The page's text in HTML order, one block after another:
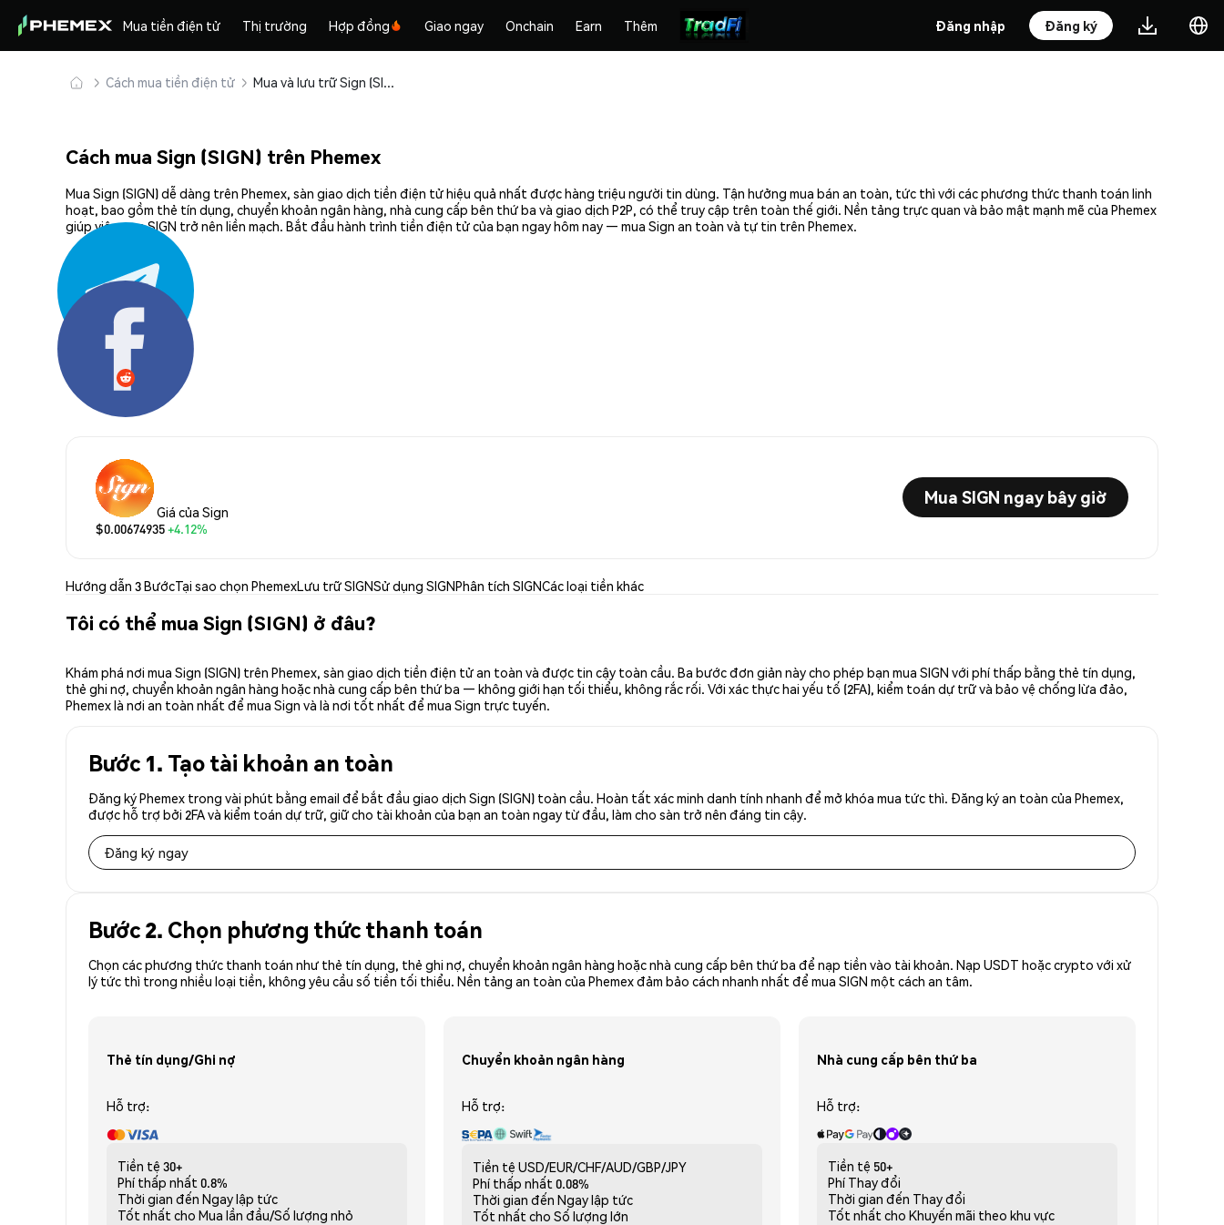
Mua tiền điện tử Thị trường Hợp đồng Giao ngay Onchain Earn Thêm Đăng nhập Đăng ký
Cách mua tiền điện tử Mua và lưu trữ Sign (SIGN) an toàn
Cách mua Sign (SIGN) trên Phemex
Mua Sign (SIGN) dễ dàng trên Phemex, sàn giao dịch tiền điện tử hiệu quả nhất được hàng triệu người tin dùng. Tận hưởng mua bán an toàn, tức thì với các phương thức thanh toán linh
hoạt, bao gồm thẻ tín dụng, chuyển khoản ngân hàng, nhà cung cấp bên thứ ba và giao dịch P2P, có thể truy cập trên toàn thế giới. Nền tảng trực quan và bảo mật mạnh mẽ của Phemex
giúp việc mua SIGN trở nên liền mạch. Bắt đầu hành trình tiền điện tử của bạn ngay hôm nay — mua Sign an toàn và tự tin trên Phemex.
Chia sẻ:
Giá của Sign
$0.00674935+4.12%
Mua SIGN ngay bây giờ
Hướng dẫn 3 BướcTại sao chọn PhemexLưu trữ SIGNSử dụng SIGNPhân tích SIGNCác loại tiền khác
Tôi có thể mua Sign (SIGN) ở đâu?
Khám phá nơi mua Sign (SIGN) trên Phemex, sàn giao dịch tiền điện tử an toàn và được tin cậy toàn cầu. Ba bước đơn giản này cho phép bạn mua SIGN với phí thấp bằng thẻ tín dụng,
thẻ ghi nợ, chuyển khoản ngân hàng hoặc nhà cung cấp bên thứ ba — không giới hạn tối thiểu, không rắc rối. Với xác thực hai yếu tố (2FA), kiểm toán dự trữ và bảo vệ chống lừa đảo,
Phemex là nơi an toàn nhất để mua Sign và là nơi tốt nhất để mua Sign trực tuyến.
Bước 1. Tạo tài khoản an toàn
Đăng ký Phemex trong vài phút bằng email để bắt đầu giao dịch Sign (SIGN) toàn cầu. Hoàn tất xác minh danh tính nhanh để mở khóa mua tức thì. Đăng ký an toàn của Phemex,
được hỗ trợ bởi 2FA và kiểm toán dự trữ, giữ cho tài khoản của bạn an toàn ngay từ đầu, làm cho sàn trở nên đáng tin cậy.
Đăng ký ngay
Bước 2. Chọn phương thức thanh toán
Chọn các phương thức thanh toán như thẻ tín dụng, thẻ ghi nợ, chuyển khoản ngân hàng hoặc nhà cung cấp bên thứ ba để nạp tiền vào tài khoản. Nạp USDT hoặc crypto với xử
lý tức thì trong nhiều loại tiền, không yêu cầu số tiền tối thiểu. Nền tảng an toàn của Phemex đảm bảo cách nhanh nhất để mua SIGN một cách an tâm.
Thẻ tín dụng/Ghi nợ
Hỗ trợ:
Tiền tệ 30+
Phí thấp nhất 0.8%
Thời gian đến Ngay lập tức
Tốt nhất cho Mua lần đầu/Số lượng nhỏ
Chuyển khoản ngân hàng
Hỗ trợ:
Tiền tệ USD/EUR/CHF/AUD/GBP/JPY
Phí thấp nhất 0.08%
Thời gian đến Ngay lập tức
Tốt nhất cho Số lượng lớn
Nhà cung cấp bên thứ ba
Hỗ trợ:
Tiền tệ 50+
Phí Thay đổi
Thời gian đến Thay đổi
Tốt nhất cho Khuyến mãi theo khu vực